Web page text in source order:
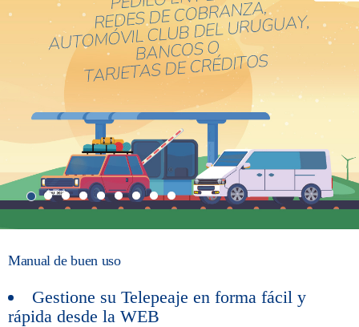
Manual de buen uso
Gestione su Telepeaje en forma fácil y
rápida desde la WEB